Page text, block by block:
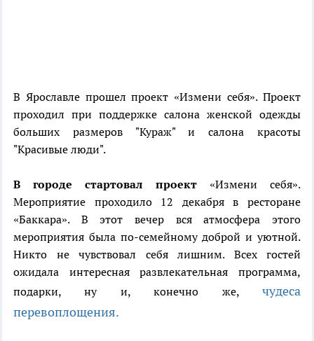
В Ярославле прошел проект «Измени себя». Проект
проходил при поддержке салона женской одежды
больших размеров "Кураж" и салона красоты
"Красивые люди".
В городе стартовал проект «Измени себя».
Мероприятие проходило 12 декабря в ресторане
«Баккара». В этот вечер вся атмосфера этого
мероприятия была по-семейному доброй и уютной.
Никто не чувствовал себя лишним. Всех гостей
ожидала интересная развлекательная программа,
подарки, ну и, конечно же, чудеса
перевоплощения.